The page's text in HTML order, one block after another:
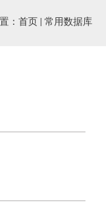
： 首页 常用数据库